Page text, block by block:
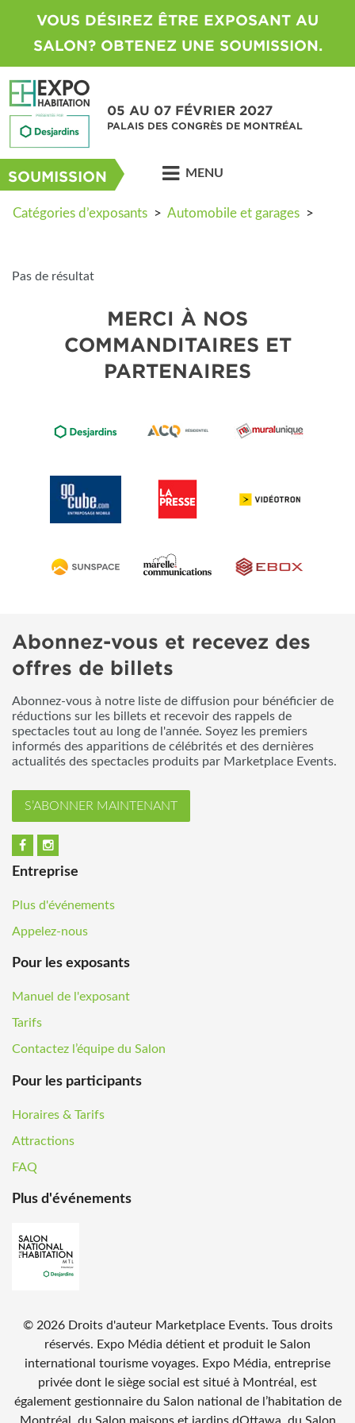
VOUS DÉSIREZ ÊTRE EXPOSANT AU
SALON? OBTENEZ UNE SOUMISSION.
05 AU 07 FÉVRIER 2027
PALAIS DES CONGRÈS DE MONTRÉAL
SOUMISSION MENU
Catégories d’exposants > Automobile et garages >
Pas de résultat
MERCI À NOS
COMMANDITAIRES ET
PARTENAIRES
Abonnez-vous et recevez des
offres de billets
Abonnez-vous à notre liste de diffusion pour bénéficier de
réductions sur les billets et recevoir des rappels de
spectacles tout au long de l'année. Soyez les premiers
informés des apparitions de célébrités et des dernières
actualités des spectacles produits par Marketplace Events.
S’ABONNER MAINTENANT
Entreprise
Plus d'événements
Appelez-nous
Pour les exposants
Manuel de l'exposant
Tarifs
Contactez l’équipe du Salon
Pour les participants
Horaires & Tarifs
Attractions
FAQ
Plus d'événements
©2026 Droits d'auteur Marketplace Events. Tous droits
réservés. Expo Média détient et produit le Salon
international tourisme voyages. Expo Média, entreprise
privée dont le siège social est situé à Montréal, est
également gestionnaire du Salon national de l’habitation de